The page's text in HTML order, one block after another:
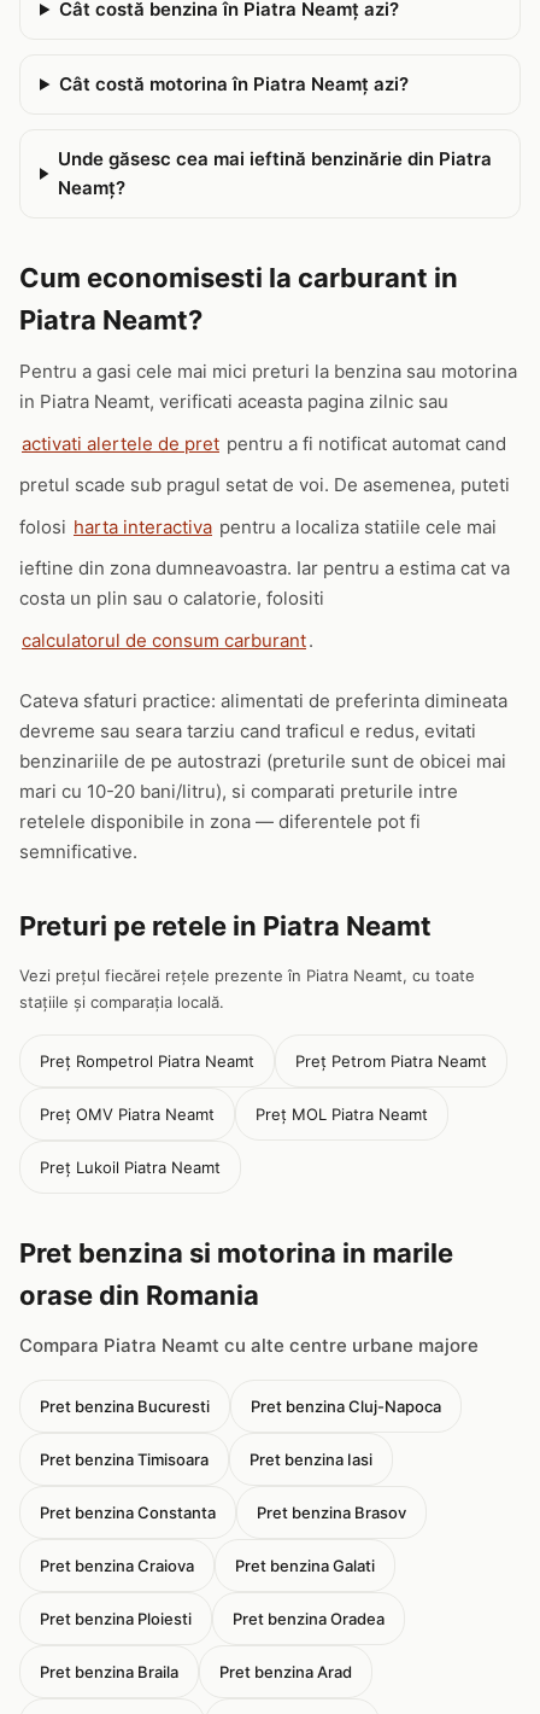
Cât costă benzina în Piatra Neamţ azi?
Cât costă motorina în Piatra Neamţ azi?
Unde găsesc cea mai ieftină benzinărie din Piatra
Neamţ?
Cum economisesti la carburant in
Piatra Neamt?
Pentru a gasi cele mai mici preturi la benzina sau motorina
in Piatra Neamt, verificati aceasta pagina zilnic sau
activati alertele de pret pentru a fi notificat automat cand
pretul scade sub pragul setat de voi. De asemenea, puteti
folosi harta interactiva pentru a localiza statiile cele mai
ieftine din zona dumneavoastra. Iar pentru a estima cat va
costa un plin sau o calatorie, folositi
calculatorul de consum carburant.
Cateva sfaturi practice: alimentati de preferinta dimineata
devreme sau seara tarziu cand traficul e redus, evitati
benzinariile de pe autostrazi (preturile sunt de obicei mai
mari cu 10-20 bani/litru), si comparati preturile intre
retelele disponibile in zona — diferentele pot fi
semnificative.
Preturi pe retele in Piatra Neamt
Vezi prețul fiecărei rețele prezente în Piatra Neamt, cu toate
stațiile și comparația locală.
Preț Rompetrol Piatra Neamt Preț Petrom Piatra Neamt
Preț OMV Piatra Neamt Preț MOL Piatra Neamt
Preț Lukoil Piatra Neamt
Pret benzina si motorina in marile
orase din Romania
Compara Piatra Neamt cu alte centre urbane majore
Pret benzina Bucuresti Pret benzina Cluj-Napoca
Pret benzina Timisoara Pret benzina Iasi
Pret benzina Constanta Pret benzina Brasov
Pret benzina Craiova Pret benzina Galati
Pret benzina Ploiesti Pret benzina Oradea
Pret benzina Braila Pret benzina Arad